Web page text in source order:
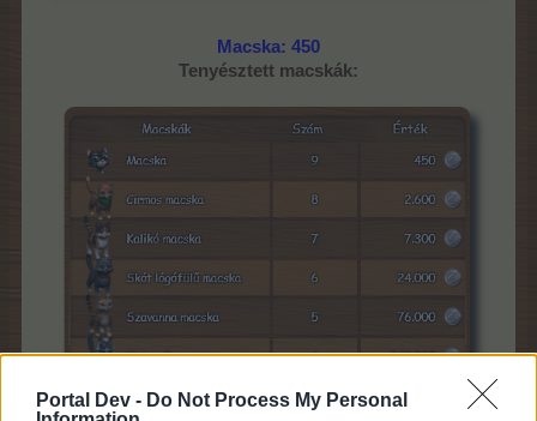
Portal Dev - Do Not Process My Personal
Macska: 450
Tenyésztett macskák: